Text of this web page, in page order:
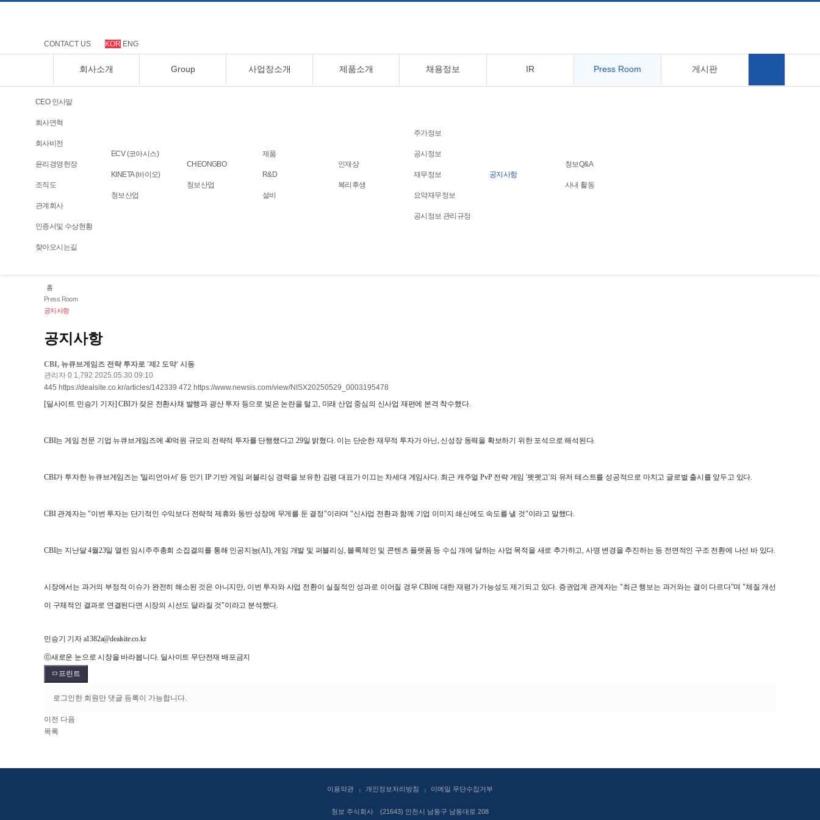
CONTACT US KOR ENG
회사소개 Group 사업장소개 제품소개 채용정보 IR Press Room 게시판
CEO 인사말
회사연혁
회사비전
윤리경영헌장
조직도
관계회사
인증서및 수상현황
찾아오시는길
ECV (코아시스)
KINETA (바이오)
청보산업
CHEONGBO
청보산업
제품
R&D
설비
인재상
복리후생
주가정보
공시정보
재무정보
요약재무정보
공시정보 관리규정
공지사항
청보Q&A
사내 활동
CHEONGBO Co., Ltd.
홈
Press Room
공지사항
공지사항
CBI, 뉴큐브게임즈 전략 투자로 '제2 도약' 시동
관리자 0 1,792 2025.05.30 09:10
445 https://dealsite.co.kr/articles/142339 472 https://www.newsis.com/view/NISX20250529_0003195478
[딜사이트 민승기 기자] CBI가 잦은 전환사채 발행과 광산 투자 등으로 빚은 논란을 털고, 미래 산업 중심의 신사업 재편에 본격 착수했다.
CBI는 게임 전문 기업 뉴큐브게임즈에 40억원 규모의 전략적 투자를 단행했다고 29일 밝혔다. 이는 단순한 재무적 투자가 아닌, 신성장 동력을 확보하기 위한 포석으로 해석된다.
CBI가 투자한 뉴큐브게임즈는 '밀리언아서' 등 인기 IP 기반 게임 퍼블리싱 경력을 보유한 김평 대표가 이끄는 차세대 게임사다. 최근 캐주얼 PvP 전략 게임 '펫펫고'의 유저 테스트를 성공적으로 마치고 글로벌 출시를 앞두고 있다.
CBI 관계자는 "이번 투자는 단기적인 수익보다 전략적 제휴와 동반 성장에 무게를 둔 결정"이라며 "신사업 전환과 함께 기업 이미지 쇄신에도 속도를 낼 것"이라고 말했다.
CBI는 지난달 4월23일 열린 임시주주총회 소집결의를 통해 인공지능(AI), 게임 개발 및 퍼블리싱, 블록체인 및 콘텐츠 플랫폼 등 수십 개에 달하는 사업 목적을 새로 추가하고, 사명 변경을 추진하는 등 전면적인 구조 전환에 나선 바 있다.
시장에서는 과거의 부정적 이슈가 완전히 해소된 것은 아니지만, 이번 투자와 사업 전환이 실질적인 성과로 이어질 경우 CBI에 대한 재평가 가능성도 제기되고 있다. 증권업계 관계자는 "최근 행보는 과거와는 결이 다르다"며 "체질 개선
이 구체적인 결과로 연결된다면 시장의 시선도 달라질 것"이라고 분석했다.
민승기 기자 a1382a@dealsite.co.kr
ⓒ새로운 눈으로 시장을 바라봅니다. 딜사이트 무단전재 배포금지
ㅁ프린트
로그인한 회원만 댓글 등록이 가능합니다.
이전 다음
목록
이용약관 개인정보처리방침 이메일 무단수집거부
청보 주식회사
(21643) 인천시 남동구 남동대로 208